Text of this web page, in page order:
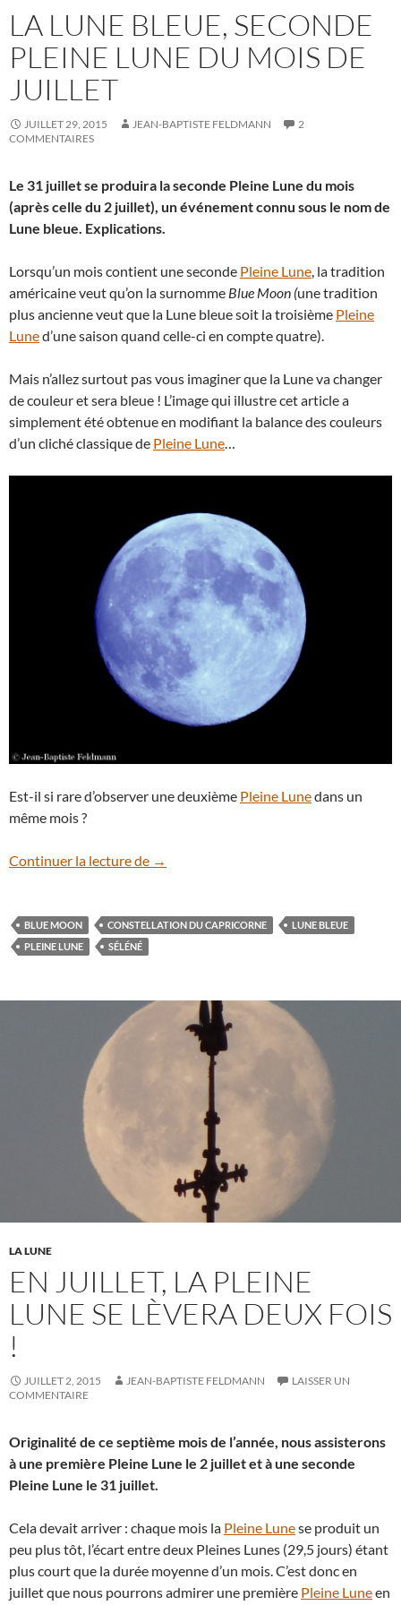
LA LUNE BLEUE, SECONDE
PLEINE LUNE DU MOIS DE
JUILLET
JUILLET 29, 2015 JEAN-BAPTISTE FELDMANN
2
COMMENTAIRES
Le 31 juillet se produira la seconde Pleine Lune du mois
(après celle du 2 juillet), un événement connu sous le nom de
Lune bleue. Explications.
Lorsqu’un mois contient une seconde Pleine Lune, la tradition
américaine veut qu’on la surnomme Blue Moon (une tradition
plus ancienne veut que la Lune bleue soit la troisième Pleine
Luned’une saison quand celle-ci en compte quatre).
Mais n’allez surtout pas vous imaginer que la Lune va changer
de couleur et sera bleue ! L’image qui illustre cet article a
simplement été obtenue en modifiant la balance des couleurs
d’un cliché classique de Pleine Lune…
Est-il si rare d’observer une deuxième Pleine Lunedans un
même mois ?
Continuer la lecture de La Lune bleue, seconde Pleine Lune du
→
BLUE MOON CONSTELLATION DU CAPRICORNE
LUNE BLEUE
PLEINE LUNE
SÉLÉNÉ
LA LUNE
EN JUILLET, LA PLEINE
LUNE SE LÈVERA DEUX FOIS
!
JUILLET 2, 2015 JEAN-BAPTISTE FELDMANN
LAISSER UN
COMMENTAIRE
Originalité de ce septième mois de l’année, nous assisterons
à une première Pleine Lune le 2 juillet et à une seconde
Pleine Lune le 31 juillet.
Cela devait arriver : chaque mois la Pleine Lunese produit un
peu plus tôt, l’écart entre deux Pleines Lunes (29,5 jours) étant
plus court que la durée moyenne d’un mois. C’est donc en
juillet que nous pourrons admirer une première Pleine Luneen